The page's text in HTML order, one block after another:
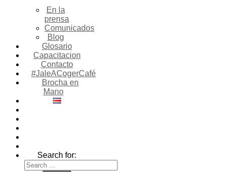
En la
prensa
Comunicados
Blog
Glosario
Capacitacion
Contacto
#JaleACogerCafé
Brocha en
Mano
Search for: